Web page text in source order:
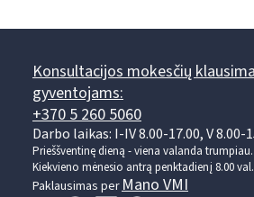
Konsultacijos mokesčių
gyventojams:
+370 5 260 5060
Darbo laikas: I-IV 8.00-17.00, V 8.00-
Prieššventinę dieną - viena valanda trumpiau.
Kiekvieno mėnesio antrą penktadienį 8.00
Paklausimas per Mano VMI